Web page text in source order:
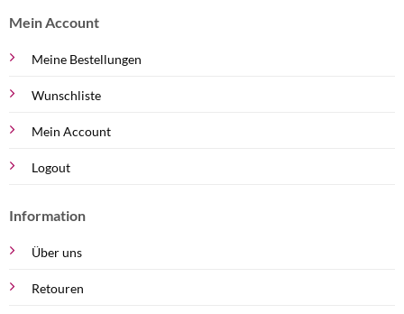
Mein Account
Meine Bestellungen
Wunschliste
Mein Account
Logout
Information
Über uns
Retouren